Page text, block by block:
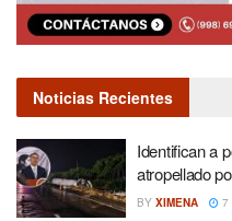
Noticias Recientes
Identifican a
atropellado
BY XIMENA 7